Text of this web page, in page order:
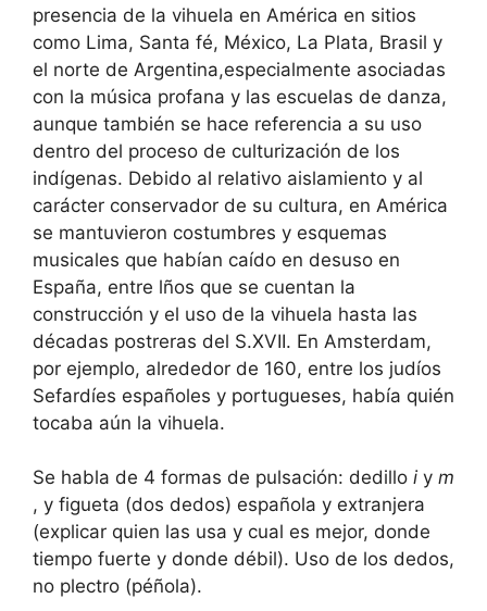
presencia de la vihuela en América en sitios
como Lima, Santa fé, México, La Plata, Brasil y
el norte de Argentina,especialmente asociadas
con la música profana y las escuelas de danza,
aunque también se hace referencia a su uso
dentro del proceso de culturización de los
indígenas. Debido al relativo aislamiento y al
carácter conservador de su cultura, en América
se mantuvieron costumbres y esquemas
musicales que habían caído en desuso en
España, entre lños que se cuentan la
construcción y el uso de la vihuela hasta las
décadas postreras del S.XVII. En Amsterdam,
por ejemplo, alrededor de 160, entre los judíos
Sefardíes españoles y portugueses, había quién
tocaba aún la vihuela.
Se habla de 4 formas de pulsación: dedillo i y m
, y figueta (dos dedos) española y extranjera
(explicar quien las usa y cual es mejor, donde
tiempo fuerte y donde débil). Uso de los dedos,
no plectro (péñola).